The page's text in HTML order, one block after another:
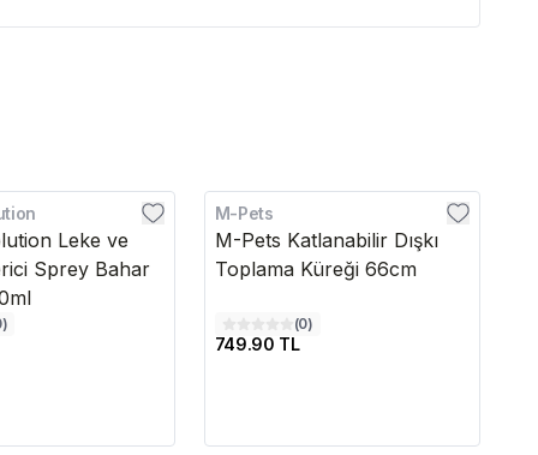
Leke ve
Sprey Bahar
)
M-Pets
M-Pets Katlanabilir Dışkı
Toplama Küreği 66cm
(0)
749.90 TL